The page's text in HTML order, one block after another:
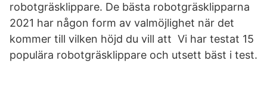
robotgräsklippare. De bästa robotgräsklipparna
2021 har någon form av valmöjlighet när det
kommer till vilken höjd du vill att Vi har testat 15
populära robotgräsklippare och utsett bäst i test.